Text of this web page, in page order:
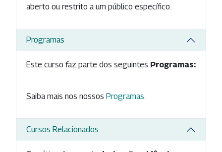
aberto ou restrito a um público específico.
Programas
Este curso faz parte dos seguintes Programas:
Saiba mais nos nossos Programas
Cursos Relacionados